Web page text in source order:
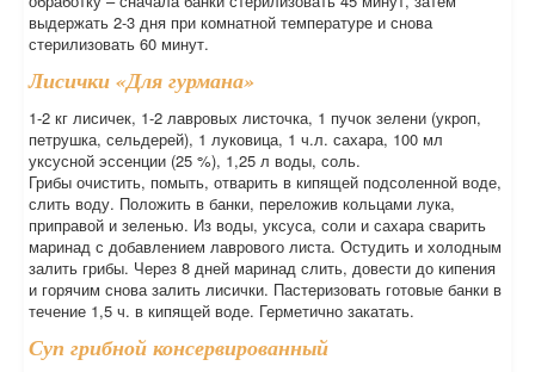
выдержать 2-3 дня при комнатной температуре и снова
стерилизовать 60 минут.
Лисички «Для гурмана»
1-2 кг лисичек, 1-2 лавровых листочка, 1 пучок зелени (укроп,
петрушка, сельдерей), 1 луковица, 1 ч.л. сахара, 100 мл
уксусной эссенции (25 %), 1,25 л воды, соль.
Грибы очистить, помыть, отварить в кипящей подсоленной воде,
слить воду. Положить в банки, переложив кольцами лука,
приправой и зеленью. Из воды, уксуса, соли и сахара сварить
маринад с добавлением лаврового листа. Остудить и холодным
залить грибы. Через 8 дней маринад слить, довести до кипения
и горячим снова залить лисички. Пастеризовать готовые банки в
течение 1,5 ч. в кипящей воде. Герметично закатать.
Суп грибной консервированный